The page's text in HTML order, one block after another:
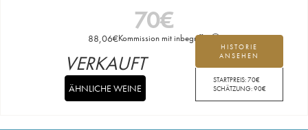
70€
88,06€Kommission mit inbegriffen
HISTORIE
ANSEHEN
STARTPREIS:70€
SCHÄTZUNG:90€
VERKAUFT
ÄHNLICHE WEINE